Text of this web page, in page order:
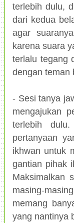
terlebih dulu,
dari kedua
agar
karena suara
terlalu tegang
dengan teman
- Sesi tanya
mengajukan
terlebih
pertanyaan
ikhwan untuk
gantian pihak
Maksimalkan
masing-
memang
yang nantinya